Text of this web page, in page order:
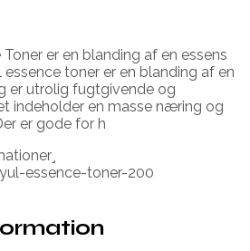
er en blanding af en essens
toner er en blanding af en
er utrolig fugtgivende og
indeholder en masse næring og
er gode for h
essence-toner-200